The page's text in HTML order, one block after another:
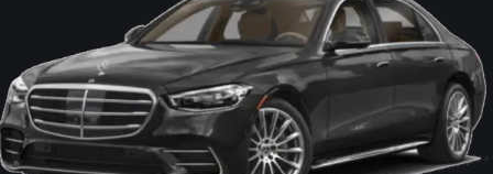
Galeria
Videos
Contacto